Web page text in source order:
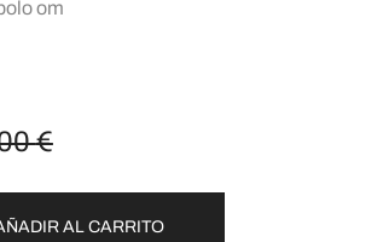
om
€
AL CARRITO